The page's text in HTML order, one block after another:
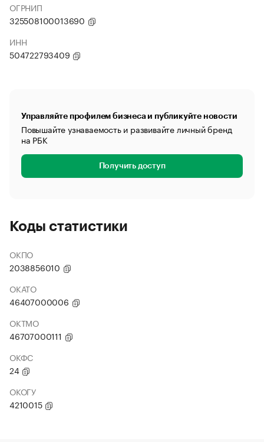
ОГРНИП
325508100013690
ИНН
504722793409
Управляйте профилем бизнеса и публикуйте новости
Повышайте узнаваемость и развивайте личный бренд
на РБК
Получить доступ
Коды статистики
ОКПО
2038856010
ОКАТО
46407000006
ОКТМО
46707000111
ОКФС
24
ОКОГУ
4210015